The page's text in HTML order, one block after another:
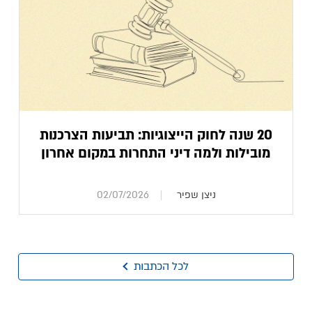
20 שנה לחוק הייצוגיות: תביעות הצרכנות
מובילות ולמה דיני התחרות במקום אחרון
ניצן שפיר 02/07/2026
לכל הכתבות